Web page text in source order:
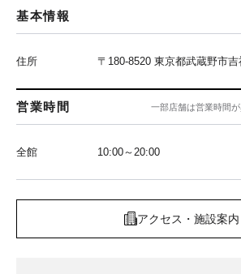
基本情報
住所 〒180-8520 東京都武蔵野市吉
営業時間 一部店舗は営業時間が
全館 10:00～20:00
アクセス・施設案内